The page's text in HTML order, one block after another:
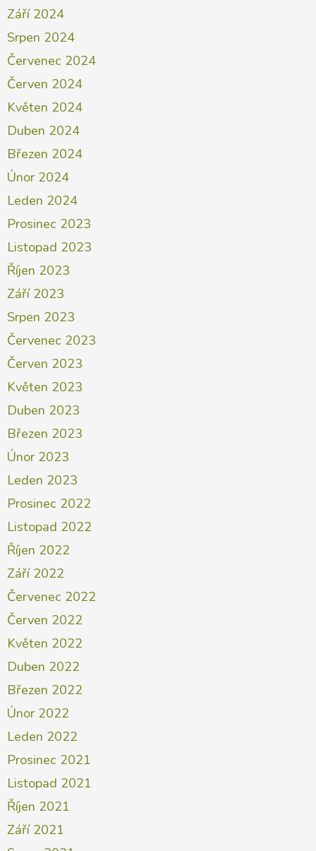
Září 2024
Srpen 2024
Červenec 2024
Červen 2024
Květen 2024
Duben 2024
Březen 2024
Únor 2024
Leden 2024
Prosinec 2023
Listopad 2023
Říjen 2023
Září 2023
Srpen 2023
Červenec 2023
Červen 2023
Květen 2023
Duben 2023
Březen 2023
Únor 2023
Leden 2023
Prosinec 2022
Listopad 2022
Říjen 2022
Září 2022
Červenec 2022
Červen 2022
Květen 2022
Duben 2022
Březen 2022
Únor 2022
Leden 2022
Prosinec 2021
Listopad 2021
Říjen 2021
Září 2021